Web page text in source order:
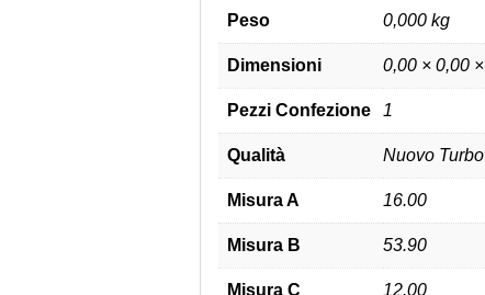
Peso 0,000 kg
Dimensioni 0,00 × 0,00
Pezzi Confezione 1
Qualità Nuovo
Misura A 16.00
Misura B 53.90
Misura C 12.00